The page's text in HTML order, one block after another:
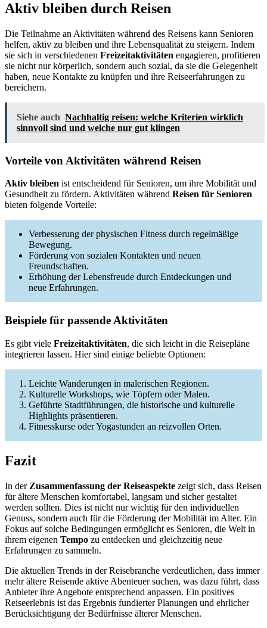
Aktiv bleiben durch Reisen
Die Teilnahme an Aktivitäten während des Reisens kann Senioren
helfen, aktiv zu bleiben und ihre Lebensqualität zu steigern. Indem
sie sich in verschiedenen Freizeitaktivitäten engagieren, profitieren
sie nicht nur körperlich, sondern auch sozial, da sie die Gelegenheit
haben, neue Kontakte zu knüpfen und ihre Reiseerfahrungen zu
bereichern.
Siehe auch Nachhaltig reisen: welche Kriterien wirklich
sinnvoll sind und welche nur gut klingen
Vorteile von Aktivitäten während Reisen
Aktiv bleiben ist entscheidend für Senioren, um ihre Mobilität und
Gesundheit zu fördern. Aktivitäten während Reisen für Senioren
bieten folgende Vorteile:
Verbesserung der physischen Fitness durch regelmäßige
Bewegung.
Förderung von sozialen Kontakten und neuen
Freundschaften.
Erhöhung der Lebensfreude durch Entdeckungen und
neue Erfahrungen.
Beispiele für passende Aktivitäten
Es gibt viele Freizeitaktivitäten, die sich leicht in die Reisepläne
integrieren lassen. Hier sind einige beliebte Optionen:
Leichte Wanderungen in malerischen Regionen.
Kulturelle Workshops, wie Töpfern oder Malen.
Geführte Stadtführungen, die historische und kulturelle
Highlights präsentieren.
Fitnesskurse oder Yogastunden an reizvollen Orten.
Fazit
In der Zusammenfassung der Reiseaspekte zeigt sich, dass Reisen
für ältere Menschen komfortabel, langsam und sicher gestaltet
werden sollten. Dies ist nicht nur wichtig für den individuellen
Genuss, sondern auch für die Förderung der Mobilität im Alter. Ein
Fokus auf solche Bedingungen ermöglicht es Senioren, die Welt in
ihrem eigenen Tempo zu entdecken und gleichzeitig neue
Erfahrungen zu sammeln.
Die aktuellen Trends in der Reisebranche verdeutlichen, dass immer
mehr ältere Reisende aktive Abenteuer suchen, was dazu führt, dass
Anbieter ihre Angebote entsprechend anpassen. Ein positives
Reiseerlebnis ist das Ergebnis fundierter Planungen und ehrlicher
Berücksichtigung der Bedürfnisse älterer Menschen.